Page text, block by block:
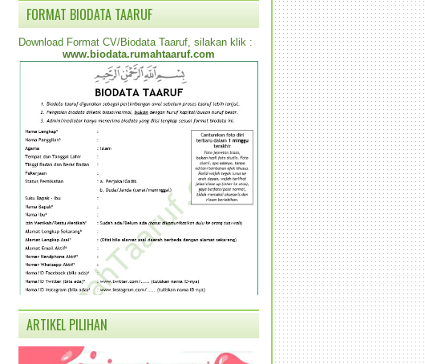
FORMAT BIODATA TAARUF
Download Format CV/Biodata Taaruf, silakan klik :
www.biodata.rumahtaaruf.com
ARTIKEL PILIHAN